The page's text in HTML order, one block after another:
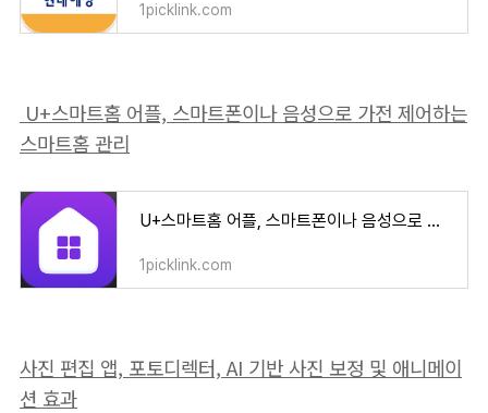
1picklink.com
U+스마트홈 어플, 스마트폰이나 음성으로 가전 제어하는
스마트홈 관리
U+스마트홈 어플, 스마트폰이나 음성으로 가전 제어하는 스마트홈 관리
1picklink.com
사진 편집 앱, 포토디렉터, AI 기반 사진 보정 및 애니메이
션 효과